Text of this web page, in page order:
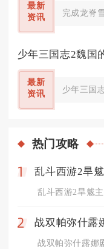
最新
资讯
完成龙脊
最新
资讯
少年三国
热门攻略
乱斗西游2旱
2